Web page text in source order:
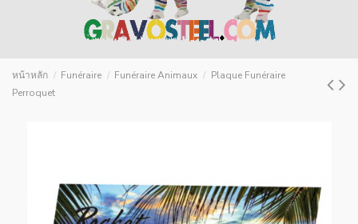
หน้าหลัก Funéraire Funéraire Animaux
Plaque Funéraire
Perroquet